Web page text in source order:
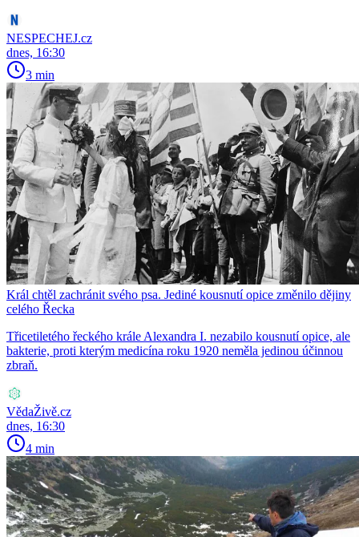
NESPECHEJ.cz
dnes, 16:30
3 min
Král chtěl zachránit svého psa. Jediné kousnutí opice změnilo dějiny
celého Řecka
Třicetiletého řeckého krále Alexandra I. nezabilo kousnutí opice, ale
bakterie, proti kterým medicína roku 1920 neměla jedinou účinnou
zbraň.
VědaŽivě.cz
dnes, 16:30
4 min